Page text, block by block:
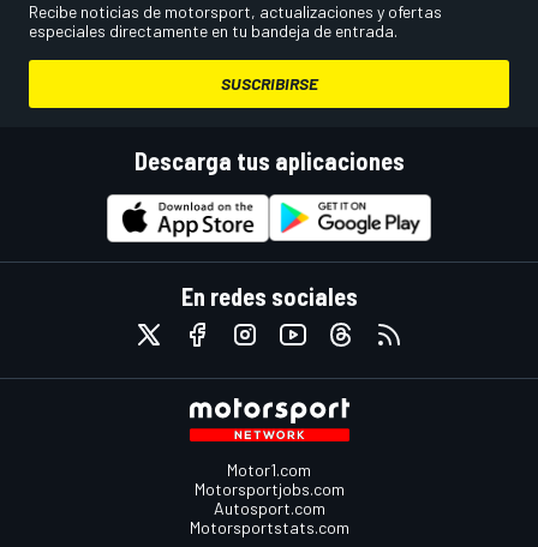
Recibe noticias de motorsport, actualizaciones y ofertas
especiales directamente en tu bandeja de entrada.
SUSCRIBIRSE
Descarga tus aplicaciones
En redes sociales
Motor1.com
Motorsportjobs.com
Autosport.com
Motorsportstats.com